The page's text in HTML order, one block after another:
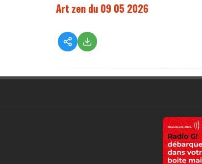
Art zen du 09 05 2026